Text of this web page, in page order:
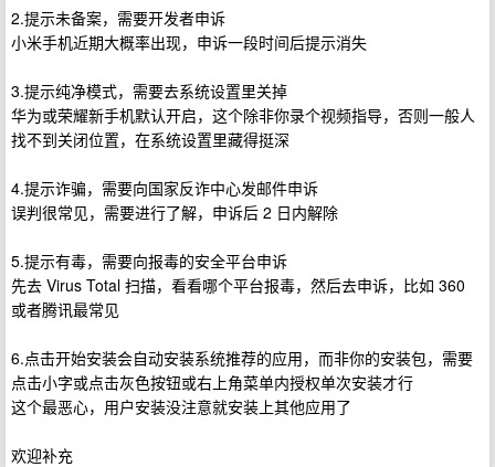
2.提示未备案，需要开发者申诉
小米手机近期大概率出现，申诉一段时间后提示消失
3.提示纯净模式，需要去系统设置里关掉
华为或荣耀新手机默认开启，这个除非你录个视频指导，否则一般人
找不到关闭位置，在系统设置里藏得挺深
4.提示诈骗，需要向国家反诈中心发邮件申诉
误判很常见，需要进行了解，申诉后 2 日内解除
5.提示有毒，需要向报毒的安全平台申诉
先去 Virus Total 扫描，看看哪个平台报毒，然后去申诉，比如 360
或者腾讯最常见
6.点击开始安装会自动安装系统推荐的应用，而非你的安装包，需要
点击小字或点击灰色按钮或右上角菜单内授权单次安装才行
这个最恶心，用户安装没注意就安装上其他应用了
欢迎补充